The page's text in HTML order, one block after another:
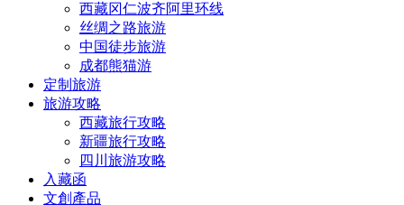
西藏冈仁波齐阿里环线
丝绸之路旅游
中国徒步旅游
成都熊猫游
定制旅游
旅游攻略
西藏旅行攻略
新疆旅行攻略
四川旅游攻略
入藏函
文創產品